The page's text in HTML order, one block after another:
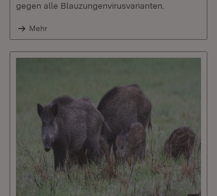
gegen alle Blauzungenvirusvarianten.
Mehr